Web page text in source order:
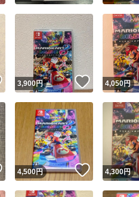
Yahoo!フリマが定めた一定の基準を
安心取引出品者
安心取引出品者 Yahoo!フ
取引実績
取引実績◯+ このユー
他フリマ実績◯+ このユー
スピード&安心発送
この商
商品画像の無断転載は禁止
コピーは1商品につき1回で
いいね！
3,900円 いいね！
4,050円
いいね！
4,500円 いいね！
4,300円